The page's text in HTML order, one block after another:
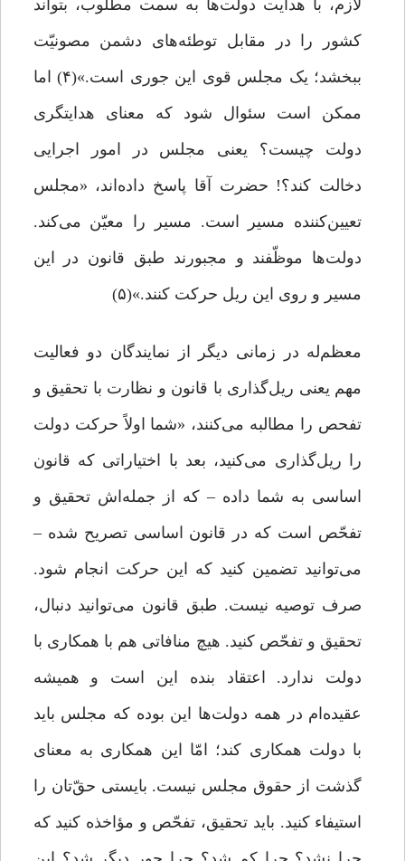
لازم، با هدایت دولت‌ها به سمت مطلوب، بتواند
کشور را در مقابل توطئه‌های دشمن مصونیّت
ببخشد؛ یک مجلس قوی این ‌جوری است.»(۴) اما
ممکن است سئوال شود که معنای هدایتگری
دولت چیست؟ یعنی مجلس در امور اجرایی
دخالت کند؟! حضرت آقا پاسخ داده‌اند، «مجلس
تعیین‌کننده مسیر است. مسیر را معیّن می‌کند.
دولت‌ها موظّفند و مجبورند طبق قانون در این
مسیر و روی این ریل حرکت کنند.»(۵)
معظم‌له در زمانی دیگر از نمایندگان دو فعالیت
مهم یعنی ریل‌گذاری با قانون و نظارت با تحقیق و
تفحص را مطالبه می‌کنند، «شما اولاً حرکت دولت
را ریل‌گذاری می‌کنید، بعد با اختیاراتی که قانون
اساسی به شما داده – که از جمله‌اش تحقیق و
تفحّص است که در قانون اساسی تصریح ‌شده –
می‌توانید تضمین کنید که این حرکت انجام شود.
صرف توصیه نیست. طبق قانون می‌توانید دنبال،
تحقیق و تفحّص کنید. هیچ منافاتی هم با همکاری با
دولت ندارد. اعتقاد بنده این است و همیشه
عقیده‌ام در همه‌ دولت‌ها این بوده که مجلس باید
با دولت همکاری کند؛ امّا این همکاری به معنای
گذشت از حقوق مجلس نیست. بایستی حقّ‌تان را
استیفاء کنید. باید تحقیق، تفحّص و مؤاخذه کنید که